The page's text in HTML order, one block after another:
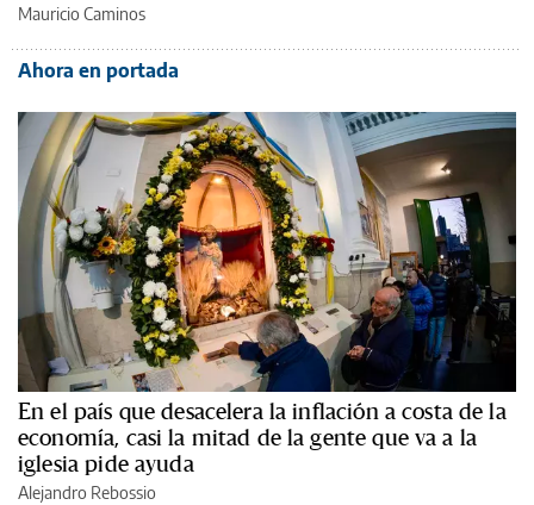
Mauricio Caminos
Ahora en portada
En el país que desacelera la inflación a costa de la
economía, casi la mitad de la gente que va a la
iglesia pide ayuda
Alejandro Rebossio